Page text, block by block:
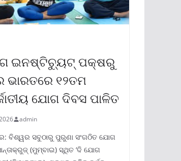
ଇନଷ୍ଟିଚ୍ୟୁଟ୍ ପକ୍ଷରୁ
ଭାରତରେ ୧୨ତମ
ଯୋଗ ଦିବସ ପାଳିତ
admin
ବିଶ୍ୱର ସବୁଠାରୁ ପୁରୁଣା ସଂଗଠିତ ଯୋଗ
(ମୁମ୍ବାଇ) ସ୍ଥିତ ‘ଦି ଯୋଗ